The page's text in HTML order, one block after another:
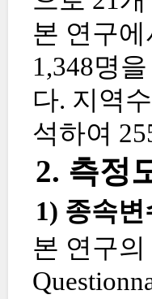
본 연구
1,348명
다. 지역
석하여
2. 측정
1) 종속변
본 연구